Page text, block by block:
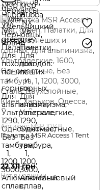
Артикул: MSR 10148
Палатка MSR Access 1 Tent
22 311 грн
Нет в наличии